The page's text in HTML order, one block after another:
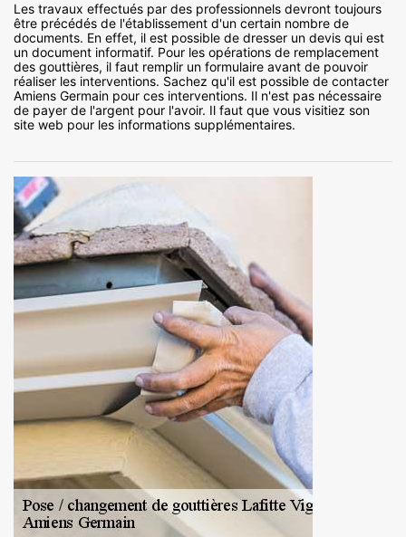
Les travaux effectués par des professionnels devront toujours
être précédés de l'établissement d'un certain nombre de
documents. En effet, il est possible de dresser un devis qui est
un document informatif. Pour les opérations de remplacement
des gouttières, il faut remplir un formulaire avant de pouvoir
réaliser les interventions. Sachez qu'il est possible de contacter
Amiens Germain pour ces interventions. Il n'est pas nécessaire
de payer de l'argent pour l'avoir. Il faut que vous visitiez son
site web pour les informations supplémentaires.